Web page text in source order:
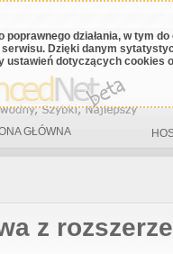
działania, w tym
Dzięki danym
dotyczących cookies
GŁÓWNA
z